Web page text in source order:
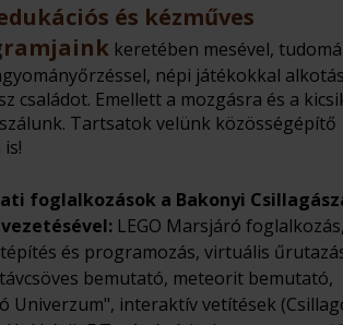
és kézműves
keretében mesével,
népi játékokkal
családot. Emellett a mozgásra és a
Tartsatok velünk közösségépítő
foglalkozások a Bakonyi
LEGO Marsjáró
és programozás, virtuális
bemutató, meteorit bemutató,
Univerzum", interaktív vetítések